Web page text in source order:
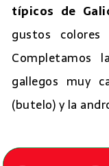
típicos de
gustos
Completamos
gallegos muy
(butelo) y la